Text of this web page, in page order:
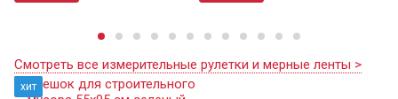
Смотреть все измерительные рулетки и мерные ленты >
хит